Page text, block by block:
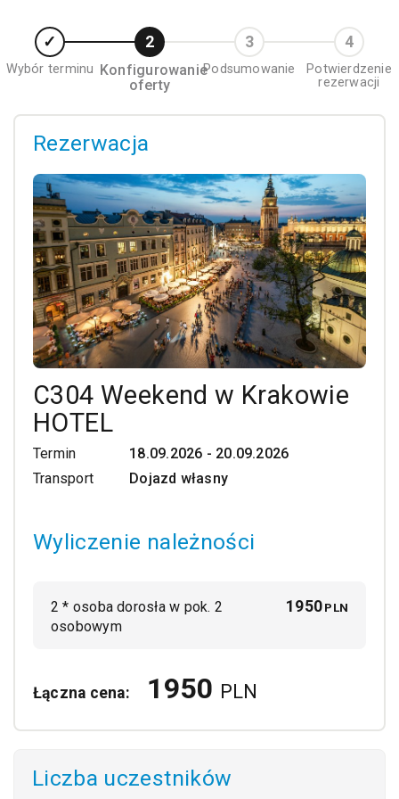
Wybór terminu Konfigurowanie
oferty
Podsumowanie
Potwierdzenie
rezerwacji
Rezerwacja
C304 Weekend w Krakowie
HOTEL
Termin
18.09.2026 - 20.09.2026
Transport
Dojazd własny
Wyliczenie należności
2 * osoba dorosła w pok. 2
osobowym
1950PLN
Łączna cena: 1950 PLN
Liczba uczestników